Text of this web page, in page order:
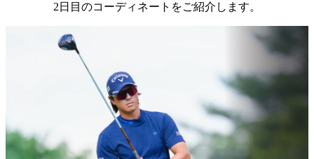
2日目のコーディネートをご紹介します。